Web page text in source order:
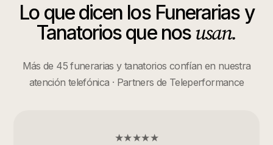
Lo que dicen los Funerarias y
Tanatoriosque nosusan.
Más de 45 funerarias y tanatorios confían en nuestra
atención telefónica · Partners de Teleperformance
★★★★★